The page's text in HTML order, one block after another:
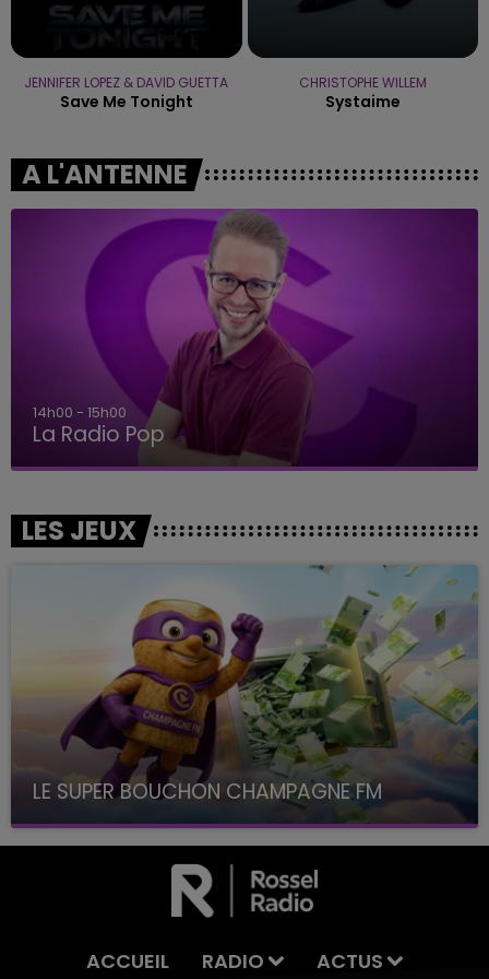
JENNIFER LOPEZ & DAVID GUETTA
Save Me Tonight
CHRISTOPHE WILLEM
Systaime
A L'ANTENNE
14h00 - 15h00
La Radio Pop
LES JEUX
LE SUPER BOUCHON CHAMPAGNE FM
avec La Famille Champagne FM, à 8H10
ACCUEIL RADIO ACTUS